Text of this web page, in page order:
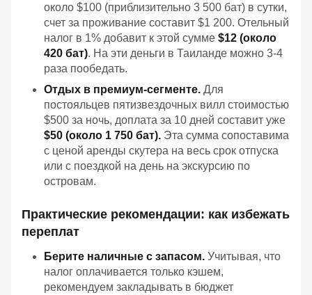
около $100 (приблизительно 3 500 бат) в сутки,
счет за проживание составит $1 200. Отельный
налог в 1% добавит к этой сумме $12 (около
420 бат). На эти деньги в Таиланде можно 3-4
раза пообедать.
Отдых в премиум-сегменте. Для
постояльцев пятизвездочных вилл стоимостью
$500 за ночь, доплата за 10 дней составит уже
$50 (около 1 750 бат). Эта сумма сопоставима
с ценой аренды скутера на весь срок отпуска
или с поездкой на день на экскурсию по
островам.
Практические рекомендации: как избежать
переплат
Берите наличные с запасом. Учитывая, что
налог оплачивается только кэшем,
рекомендуем закладывать в бюджет